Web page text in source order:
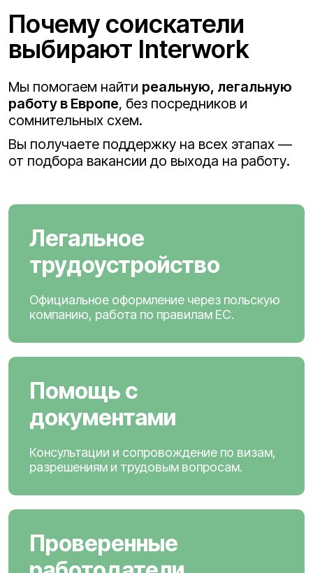
Почему соискатели
выбирают Interwork
Мы помогаем найти реальную, легальную
работу в Европе, без посредников и
сомнительных схем.
Вы получаете поддержку на всех этапах —
от подбора вакансии до выхода на работу.
Легальное
трудоустройство
Официальное оформление через польскую
компанию, работа по правилам ЕС.
Помощь с
документами
Консультации и сопровождение по визам,
разрешениям и трудовым вопросам.
Проверенные